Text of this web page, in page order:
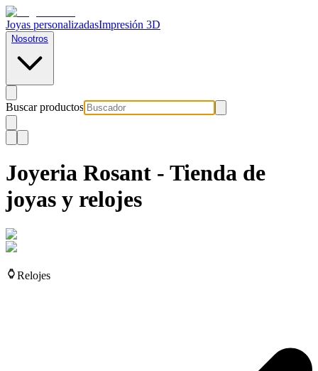
Joyas personalizadasImpresión 3D
Nosotros
Buscar productos
Joyeria Rosant - Tienda de
joyas y relojes
Relojes